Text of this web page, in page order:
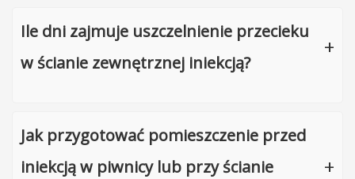
Ile dni zajmuje uszczelnienie przecieku
w ścianie zewnętrznej iniekcją?
Jak przygotować pomieszczenie przed
iniekcją w piwnicy lub przy ścianie